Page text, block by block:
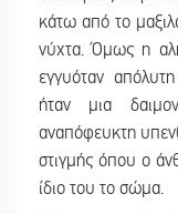
κάτω από το
νύχτα. Όμως η
εγγυόταν
ήταν μια
αναπόφευκτη
στιγμής όπου ο
ίδιο του το σώμα.